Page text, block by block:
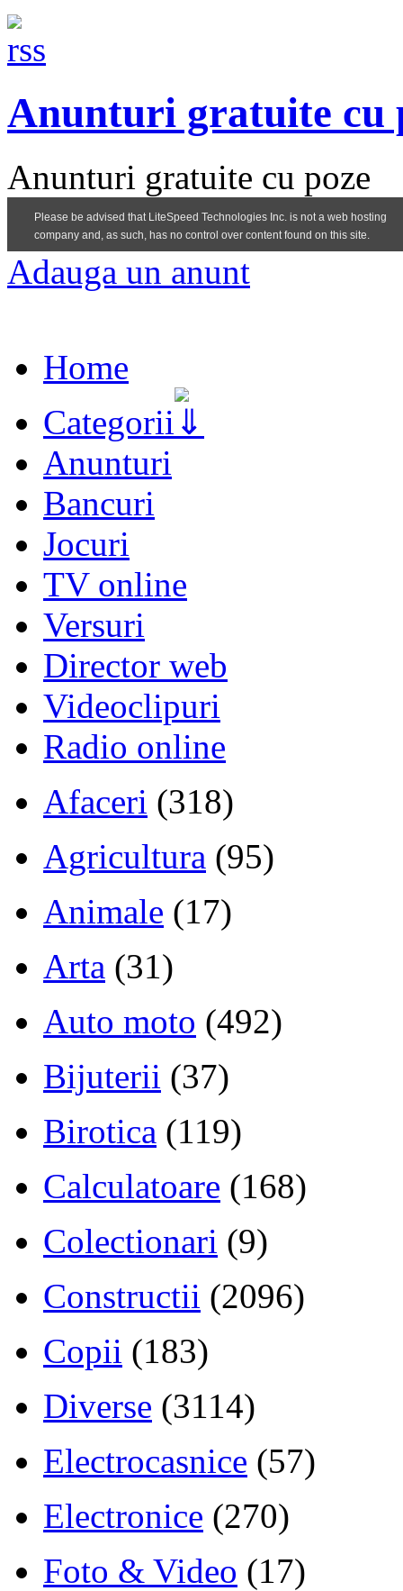
Anunturi gratuite cu
Anunturi gratuite cu poze
Adauga un anunt
Home
Categorii
Anunturi
Bancuri
Jocuri
TV online
Versuri
Director web
Videoclipuri
Radio online
Afaceri (318)
Agricultura (95)
Animale (17)
Arta (31)
Auto moto (492)
Bijuterii (37)
Birotica (119)
Calculatoare (168)
Colectionari (9)
Constructii (2096)
Copii (183)
Diverse (3114)
Electrocasnice (57)
Electronice (270)
Foto & Video (17)